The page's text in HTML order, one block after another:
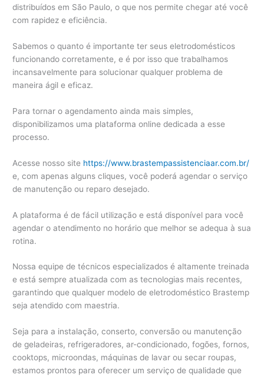
distribuídos em São Paulo, o que nos permite chegar até você
com rapidez e eficiência.
Sabemos o quanto é importante ter seus eletrodomésticos
funcionando corretamente, e é por isso que trabalhamos
incansavelmente para solucionar qualquer problema de
maneira ágil e eficaz.
Para tornar o agendamento ainda mais simples,
disponibilizamos uma plataforma online dedicada a esse
processo.
Acesse nosso site https://www.brastempassistenciaar.com.br/
e, com apenas alguns cliques, você poderá agendar o serviço
de manutenção ou reparo desejado.
A plataforma é de fácil utilização e está disponível para você
agendar o atendimento no horário que melhor se adequa à sua
rotina.
Nossa equipe de técnicos especializados é altamente treinada
e está sempre atualizada com as tecnologias mais recentes,
garantindo que qualquer modelo de eletrodoméstico Brastemp
seja atendido com maestria.
Seja para a instalação, conserto, conversão ou manutenção
de geladeiras, refrigeradores, ar-condicionado, fogões, fornos,
cooktops, microondas, máquinas de lavar ou secar roupas,
estamos prontos para oferecer um serviço de qualidade que